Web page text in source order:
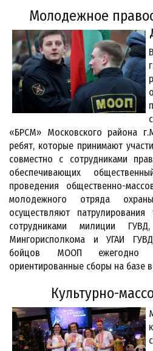
Молодежное
«БРСМ» Московского района
ребят, которые принимают
совместно с сотрудниками
обеспечивающих
проведения общественно-
молодежного отряда
осуществляют
сотрудниками милиции
Мингорисполкома и УГАИ
бойцов МООП ежегодно
ориентированные сборы на базе
Культурно-